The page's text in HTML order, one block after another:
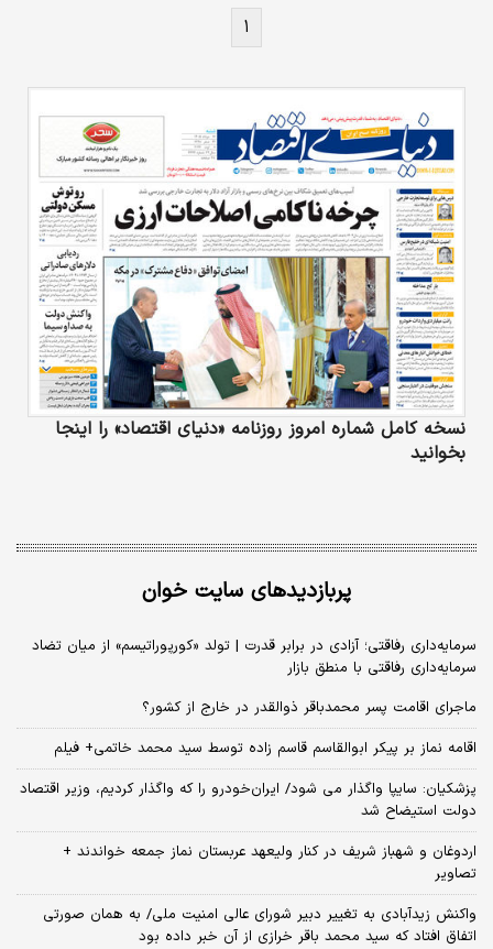
۱
نسخه کامل شماره امروز روزنامه «دنیای‌ اقتصاد» را اینجا
بخوانید
پربازدیدهای سایت خوان
سرمایه‌داری رفاقتی؛ آزادی در برابر قدرت | تولد «کورپوراتیسم» از میان تضاد
سرمایه‌داری رفاقتی با منطق بازار
ماجرای اقامت پسر محمدباقر ذوالقدر در خارج از کشور؟
اقامه نماز بر پیکر ابوالقاسم قاسم زاده توسط سید محمد خاتمی+ فیلم
پزشکیان: سایپا واگذار می شود/ ایران‌خودرو را که واگذار کردیم، وزیر اقتصاد
دولت استیضاح شد
اردوغان و شهباز شریف در کنار ولیعهد عربستان نماز جمعه خواندند +
تصاویر
واکنش زیدآبادی به تغییر دبیر شورای عالی امنیت ملی/ به همان صورتی
اتفاق افتاد که سید محمد باقر خرازی از آن خبر داده بود